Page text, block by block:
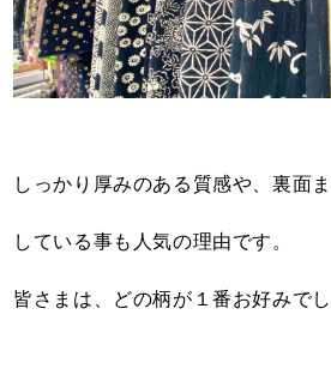
しっかり厚みのある質感や、裏面
している事も人気の理由です。
皆さまは、どの柄が１番お好みで